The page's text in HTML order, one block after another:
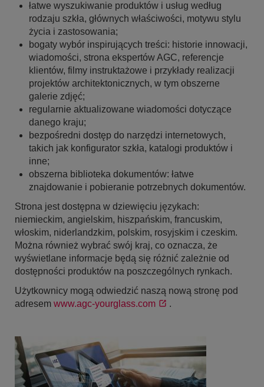
łatwe wyszukiwanie produktów i usług według
rodzaju szkła, głównych właściwości, motywu stylu
życia i zastosowania;
bogaty wybór inspirujących treści: historie innowacji,
wiadomości, strona ekspertów AGC, referencje
klientów, filmy instruktażowe i przykłady realizacji
projektów architektonicznych, w tym obszerne
galerie zdjęć;
regularnie aktualizowane wiadomości dotyczące
danego kraju;
bezpośredni dostęp do narzędzi internetowych,
takich jak konfigurator szkła, katalogi produktów i
inne;
obszerna biblioteka dokumentów: łatwe
znajdowanie i pobieranie potrzebnych dokumentów.
Strona jest dostępna w dziewięciu językach:
niemieckim, angielskim, hiszpańskim, francuskim,
włoskim, niderlandzkim, polskim, rosyjskim i czeskim.
Można również wybrać swój kraj, co oznacza, że
wyświetlane informacje będą się różnić zależnie od
dostępności produktów na poszczególnych rynkach.
Użytkownicy mogą odwiedzić naszą nową stronę pod
adresem www.agc-yourglass.com .